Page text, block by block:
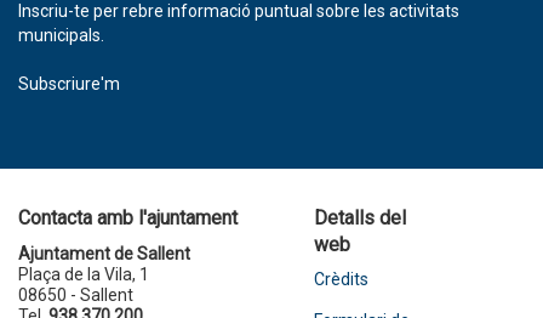
Inscriu-te per rebre informació puntual sobre les activitats
municipals.
Subscriure'm
Contacta amb l'ajuntament
Ajuntament de Sallent
Plaça de la Vila, 1
08650 - Sallent
Detalls del
web
Crèdits